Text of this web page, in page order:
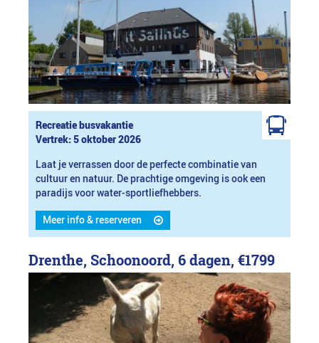
Recreatie busvakantie
Vertrek: 5 oktober 2026
Laat je verrassen door de perfecte combinatie van
cultuur en natuur. De prachtige omgeving is ook een
paradijs voor water-sportliefhebbers.
Meer info & reserveren
Drenthe, Schoonoord, 6 dagen, €1799